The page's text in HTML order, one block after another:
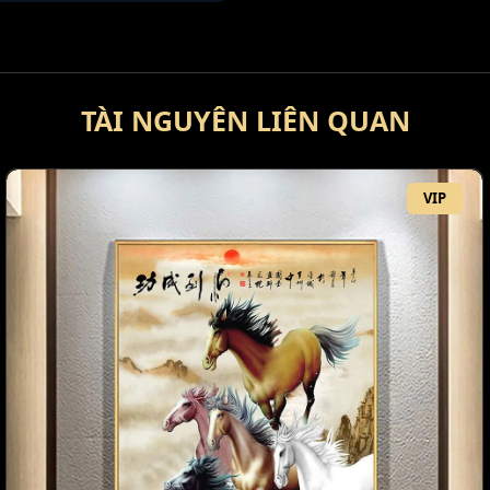
TÀI NGUYÊN LIÊN QUAN
VIP